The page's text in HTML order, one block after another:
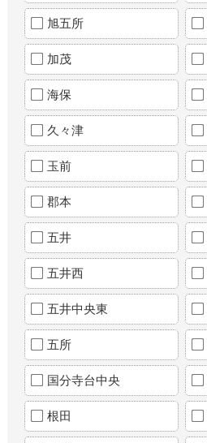
旭五所
加茂
海保
久々津
玉前
郡本
五井
五井西
五井中央東
五所
国分寺台中央
根田